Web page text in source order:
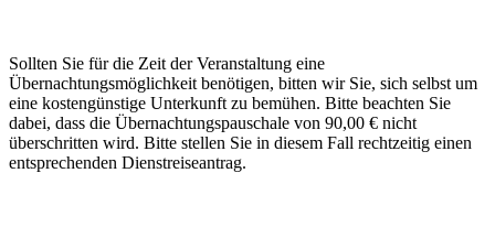
Sollten Sie für die Zeit der Veranstaltung eine
Übernachtungsmöglichkeit benötigen, bitten wir Sie, sich selbst um
eine kostengünstige Unterkunft zu bemühen. Bitte beachten Sie
dabei, dass die Übernachtungspauschale von 90,00 € nicht
überschritten wird. Bitte stellen Sie in diesem Fall rechtzeitig einen
entsprechenden Dienstreiseantrag.